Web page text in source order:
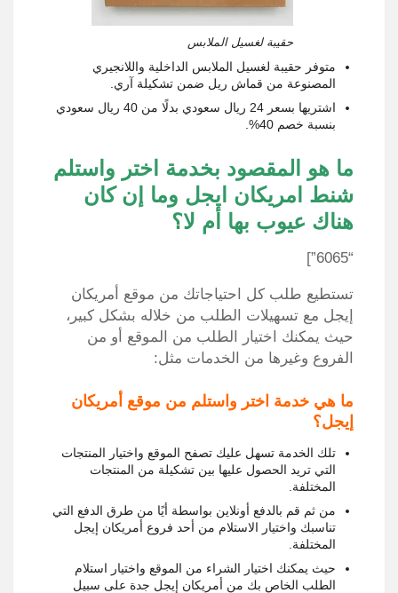
حقيبة لغسيل الملابس
متوفر حقيبة لغسيل الملابس الداخلية واللانجيري
المصنوعة من قماش ريل ضمن تشكيلة آري.
اشتريها بسعر 24 ريال سعودي بدلًا من 40 ريال سعودي
بنسبة خصم 40%.
ما هو المقصود بخدمة اختر واستلم
شنط امريكان ايجل وما إن كان
هناك عيوب بها أم لا؟
“6065”]
تستطيع طلب كل احتياجاتك من موقع أمريكان
إيجل مع تسهيلات الطلب من خلاله بشكل كبير،
حيث يمكنك اختيار الطلب من الموقع أو من
الفروع وغيرها من الخدمات مثل:
ما هي خدمة اختر واستلم من موقع أمريكان
إيجل؟
تلك الخدمة تسهل عليك تصفح الموقع واختيار المنتجات
التي تريد الحصول عليها بين تشكيلة من المنتجات
المختلفة.
من ثم قم بالدفع أونلاين بواسطة أيًا من طرق الدفع التي
تناسبك واختيار الاستلام من أحد فروع أمريكان إيجل
المختلفة.
حيث يمكنك اختيار الشراء من الموقع واختيار استلام
الطلب الخاص بك من أمريكان إيجل جدة على سبيل